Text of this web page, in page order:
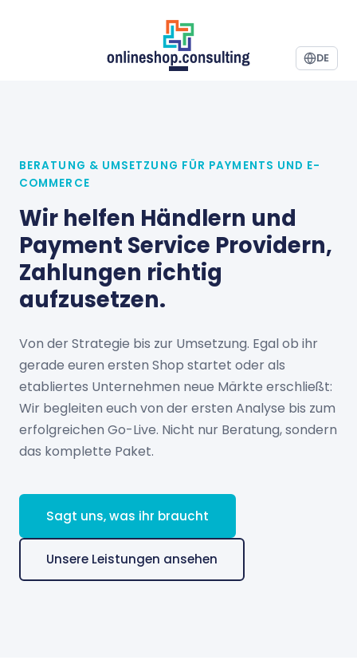
DE
BERATUNG & UMSETZUNG FÜR PAYMENTS UND E-
COMMERCE
Wir helfen Händlern und
Payment Service Providern,
Zahlungen richtig
aufzusetzen.
Von der Strategie bis zur Umsetzung. Egal ob ihr
gerade euren ersten Shop startet oder als
etabliertes Unternehmen neue Märkte erschließt:
Wir begleiten euch von der ersten Analyse bis zum
erfolgreichen Go-Live. Nicht nur Beratung, sondern
das komplette Paket.
Sagt uns, was ihr braucht
Unsere Leistungen ansehen